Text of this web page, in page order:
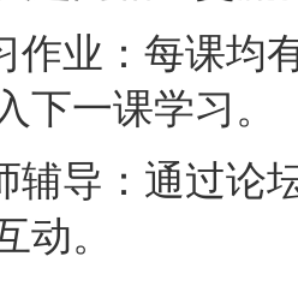
课程：最后一
程并取回相应
：